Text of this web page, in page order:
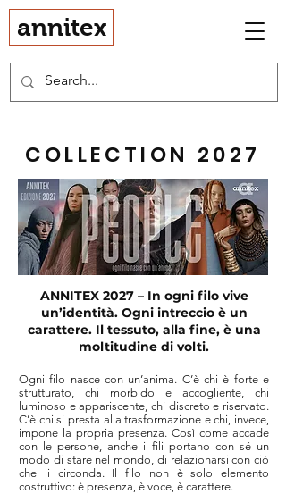
annitex
COLLECTION 2027
ANNITEX 2027 – In ogni filo vive
un’identità. Ogni intreccio è un
carattere. Il tessuto, alla fine, è una
moltitudine di volti.
Ogni filo nasce con un’anima. C’è chi è forte e
strutturato, chi morbido e accogliente, chi
luminoso e appariscente, chi discreto e riservato.
C’è chi si presta alla trasformazione e chi, invece,
impone la propria presenza. Così come accade
con le persone, anche i fili portano con sé un
modo di stare nel mondo, di relazionarsi con ciò
che li circonda. Il filo non è solo elemento
costruttivo: è presenza, è voce, è carattere.